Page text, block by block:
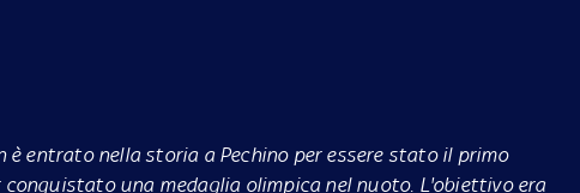
è entrato nella storia a Pechino per essere stato il primo
conquistato una medaglia olimpica nel nuoto. L'obiettivo era